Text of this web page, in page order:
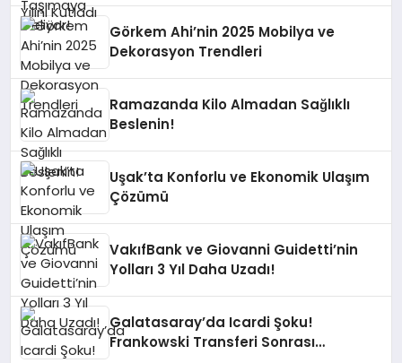
Görkem Ahi’nin 2025 Mobilya ve
Dekorasyon Trendleri
Ramazanda Kilo Almadan Sağlıklı
Beslenin!
Uşak’ta Konforlu ve Ekonomik Ulaşım
Çözümü
VakıfBank ve Giovanni Guidetti’nin
Yolları 3 Yıl Daha Uzadı!
Galatasaray’da Icardi Şoku!
Frankowski Transferi Sonrası